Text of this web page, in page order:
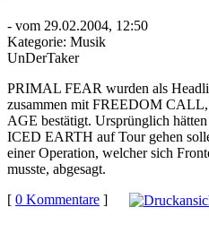
- vom 29.02.2004, 12:50
Kategorie: Musik
UnDerTaker
PRIMAL FEAR wurden als
zusammen mit FREEDOM
AGE bestätigt. Ursprünglich
ICED EARTH auf Tour gehen
einer Operation, welcher sich
musste, abgesagt.
[ 0 Kommentare ]